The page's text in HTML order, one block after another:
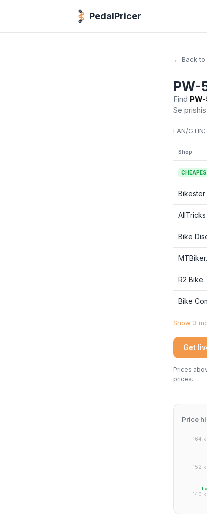
PedalPricer
← Back to
PW-
Find
Se
EAN/GTIN:
Shop
Bikester
AllTricks
Bike
R2 Bike
Bike
Show 3
Get
Prices
prices.
Price
164
152
140